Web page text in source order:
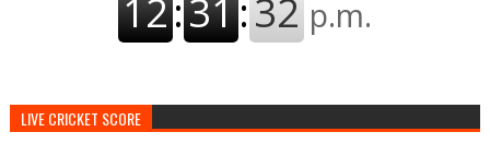
LIVE CRICKET SCORE